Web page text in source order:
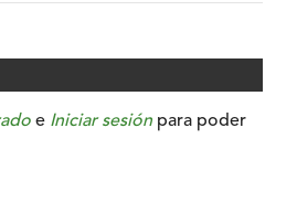
e Iniciar sesión para poder